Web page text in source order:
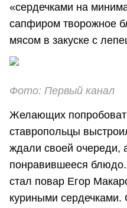
«сердечками на
сапфиром творожное
мясом в закуске с
Фото: Первый канал
Желающих
ставропольцы
ждали своей очереди,
понравившееся
стал повар Егор
куриными